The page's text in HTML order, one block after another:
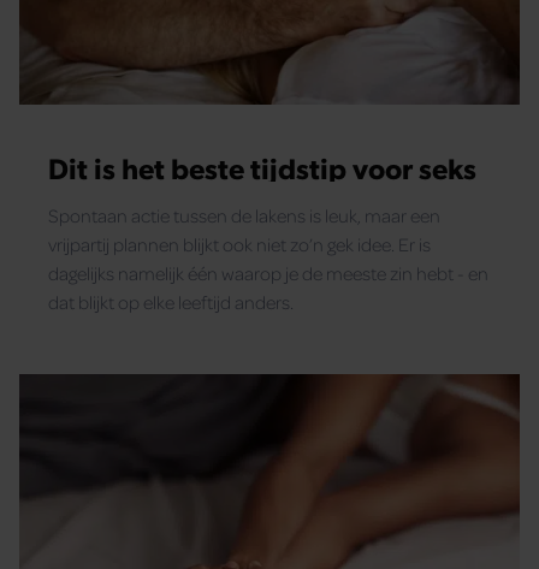
Dit is het beste tijdstip voor seks
Spontaan actie tussen de lakens is leuk, maar een
vrijpartij plannen blijkt ook niet zo’n gek idee. Er is
dagelijks namelijk één waarop je de meeste zin hebt - en
dat blijkt op elke leeftijd anders.